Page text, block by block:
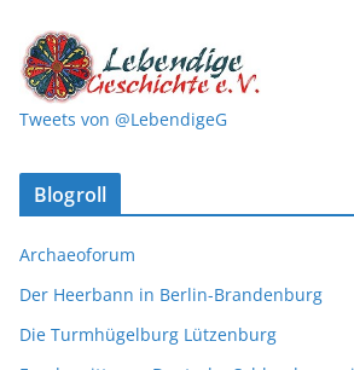
Tweets von @LebendigeG
Blogroll
Archaeoforum
Der Heerbann in Berlin-Brandenburg
Die Turmhügelburg Lützenburg